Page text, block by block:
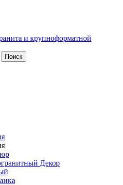
и крупноформатной
Поиск
Декор